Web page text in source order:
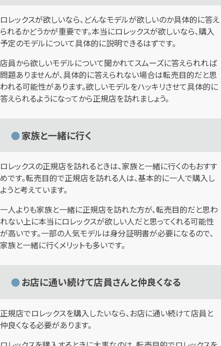
ロレックスが欲しいなら、どんなモデルが欲しいのか具体的に答え
られるかどうかが重要です。本当にロレックスが欲しいなら、購入
予定のモデルについて具体的に説明できるはずです。
店員から欲しいモデルについて聞かれてスムーズに答えられれば
問題ありませんが、具体的に答えられない場合は転売目的だと思
われる可能性があります。欲しいモデルをハッキリさせて具体的に
答えられるようになってから正規店を訪れましょう。
家族と一緒に行く
ロレックスの正規店を訪れるときは、家族と一緒に行くのもおすす
めです。転売目的で正規店を訪れる人は、基本的に一人で購入し
ようと考えています。
一人よりも家族と一緒に正規店を訪れた方が、転売目的だと思わ
れない上に本当にロレックスが欲しい人だと思ってくれる可能性
が高いです。一部の人気モデルは身分証明書が必要になるので、
家族と一緒に行くメリットも多いです。
お店に通い続けて店員さんと仲良くなる
正規店でロレックスを購入したいなら、お店に通い続けて店員と
仲良くなる必要があります。